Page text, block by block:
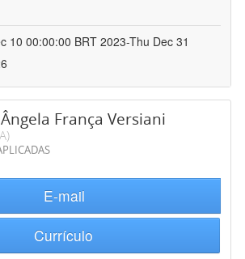
10 00:00:00 BRT 2023-Thu Dec 31
Ângela França Versiani
E-mail
Currículo